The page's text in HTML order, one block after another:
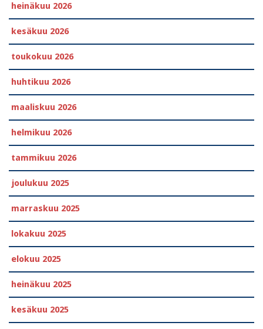
heinäkuu 2026
kesäkuu 2026
toukokuu 2026
huhtikuu 2026
maaliskuu 2026
helmikuu 2026
tammikuu 2026
joulukuu 2025
marraskuu 2025
lokakuu 2025
elokuu 2025
heinäkuu 2025
kesäkuu 2025